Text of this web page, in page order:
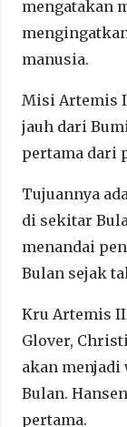
mengatakan
manusia.
Misi Artemis
jauh dari
pertama dari
Tujuannya
di sekitar
menandai
Bulan sejak
Kru Artemis
Glover,
akan menjadi
Bulan.
pertama.